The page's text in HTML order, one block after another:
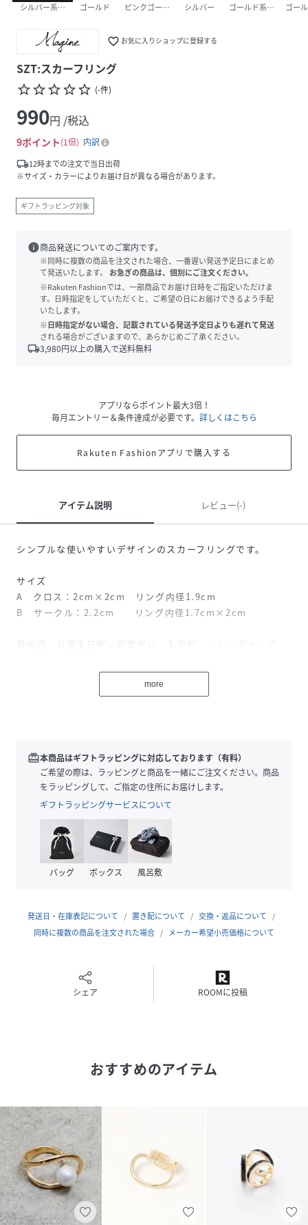
シルバー系その他 ゴールド ピンクゴールド シルバー ゴールド系その他ゴー
favorite_border お気に入りショップに登録する
SZT:スカーフリング
star_borderstar_borderstar_borderstar_borderstar_border (-件)
990円 /税込
9ポイント 1倍
内訳
local_shipping12時までの注文で当日出荷
※サイズ・カラーによりお届け日が異なる場合があります。
ギフトラッピング対象
info商品発送についてのご案内です。
※同時に複数の商品を注文された場合、一番遅い発送予定日にまとめ
て発送いたします。
お急ぎの商品は、個別にご注文ください。
※Rakuten Fashionでは、一部商品でお届け日時をご指定いただけま
す。日時指定をしていただくと、ご希望の日にお届けできるよう手配
いたします。
※日時指定がない場合、記載されている発送予定日よりも遅れて発送
される場合がございますので、あらかじめご了承ください。
local_shipping3,980円以上の購入で送料無料
アプリならポイント最大3倍！
毎月エントリー＆条件達成が必要です。 詳しくはこちら
Rakuten Fashionアプリで購入する
アイテム説明 レビュー(-)
シンプルな使いやすいデザインのスカーフリングです。
サイズ
A クロス：2cm×2cm リング内径1.9cm
B サークル：2.2cm リング内径1.7cm×2cm
母の日 お誕生日祝い卒業祝い 入学祝 バレンタインデ
敬老の日還暦 古希 喜寿 傘寿 八十寿 卒寿 白寿など
の プレゼントにもピッタリです。
素材 合金
サイズ FREE
SE9350_SZT
(SZT-SR2-AGD-F SE9350
more
redeem本商品はギフトラッピングに対応しております（有料）
ご希望の際は、ラッピングと商品を一緒にご注文ください。商品
をラッピングして、ご指定の住所にお届けします。
ギフトラッピングサービスについて
バッグ ボックス 風呂敷
発送日・在庫表記について 置き配について
交換・返品について
同時に複数の商品を注文された場合
メーカー希望小売価格について
シェア ROOMに投稿
おすすめのアイテム